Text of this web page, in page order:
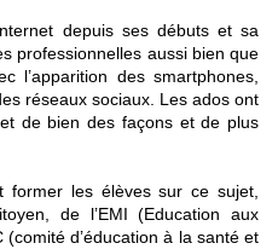
depuis ses débuts et sa
professionnelles aussi bien que
l’apparition des smartphones,
réseaux sociaux. Les ados ont
de bien des façons et de plus
former les élèves sur ce sujet,
de l’EMI (Education aux
(comité d’éducation à la santé et